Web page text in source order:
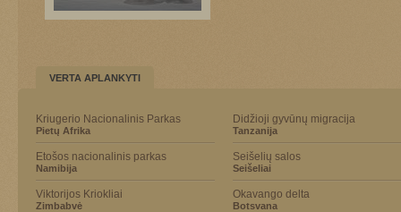
VERTA APLANKYTI
Kriugerio Nacionalinis Parkas
Pietų Afrika
Etošos nacionalinis parkas
Namibija
Viktorijos Kriokliai
Zimbabvė
Didžioji gyvūnų migracija
Tanzanija
Seišelių salos
Seišeliai
Okavango delta
Botsvana